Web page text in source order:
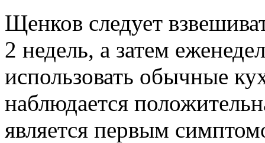
Щенков следует
2 недель, а затем
использовать обычные
наблюдается
является первым